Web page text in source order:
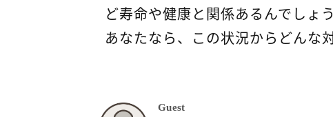
ど寿命や健康と関係あるんでしょ
あなたなら、この状況からどんな
Guest